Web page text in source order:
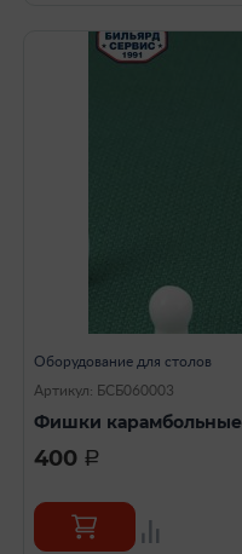
Оборудование для столов
Артикул: БСБ060003
Фишки карамбольные
400 a